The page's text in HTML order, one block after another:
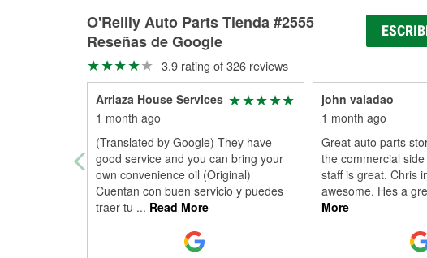
O'Reilly Auto Parts Tienda #2555
Reseñas de Google
3.9 rating of 326 reviews
Arriaza House Services
1 month ago
(Translated by Google) They have
good service and you can bring your
own convenience oil (Original)
Cuentan con buen servicio y puedes
traer tu ... Read More
john valadao
1 month ago
Great auto parts
the commercial
staff is great. Chris
awesome. Hes a
More